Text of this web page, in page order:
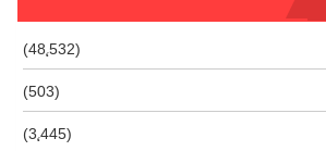
(48٬532)
(503)
(3٬445)